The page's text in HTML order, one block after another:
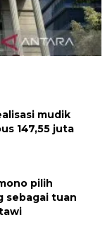
perihal isbat
mudik
147,55 juta
pilih
sebagai tuan